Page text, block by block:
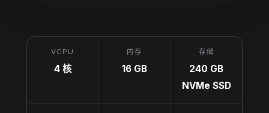
VCPU
4 核
内存
16 GB
存储
240 GB
NVMe SSD